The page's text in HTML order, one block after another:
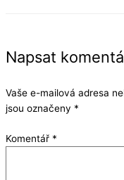
Napsat
Vaše e-mailová adresa
jsou označeny *
Komentář *